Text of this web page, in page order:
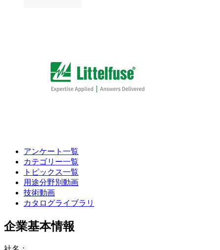
アンケート一覧
カテゴリー一覧
トピックス一覧
用途分野別動画
技術動画
カタログライブラリ
企業基本情報